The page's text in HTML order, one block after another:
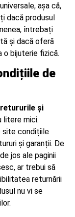
așa că,
dacă produsul
întrebați
și dacă oferă
o bijuterie fizică.
de
și
litere mici.
site condițiile
și garanții. De
jos ale paginii
ar trebui să
returnării
nu vi se